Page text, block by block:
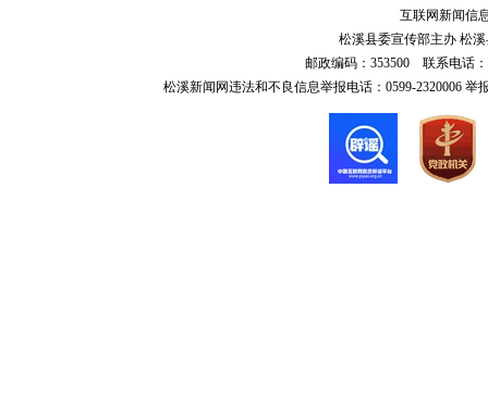
互联网新闻信
松溪县委宣传部主办 松
邮政编码：353500 联系电话：
松溪新闻网违法和不良信息举报电话：0599-2320006 举